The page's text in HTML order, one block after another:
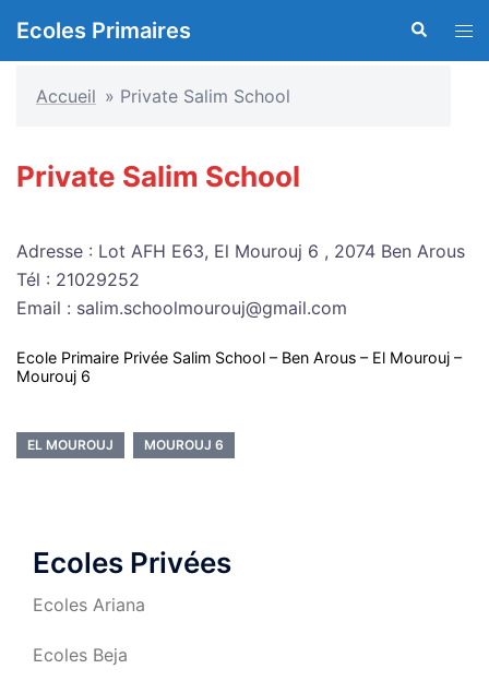
auEcoles Primaires
le
Accueil » Private Salim School
Private Salim School
Adresse : Lot AFH E63, El Mourouj 6 , 2074 Ben Arous
Tél : 21029252
Email : salim.schoolmourouj@gmail.com
Ecole Primaire Privée Salim School – Ben Arous – El Mourouj –
Mourouj 6
EL MOUROUJ MOUROUJ 6
Ecoles Privées
Ecoles Ariana
Ecoles Beja